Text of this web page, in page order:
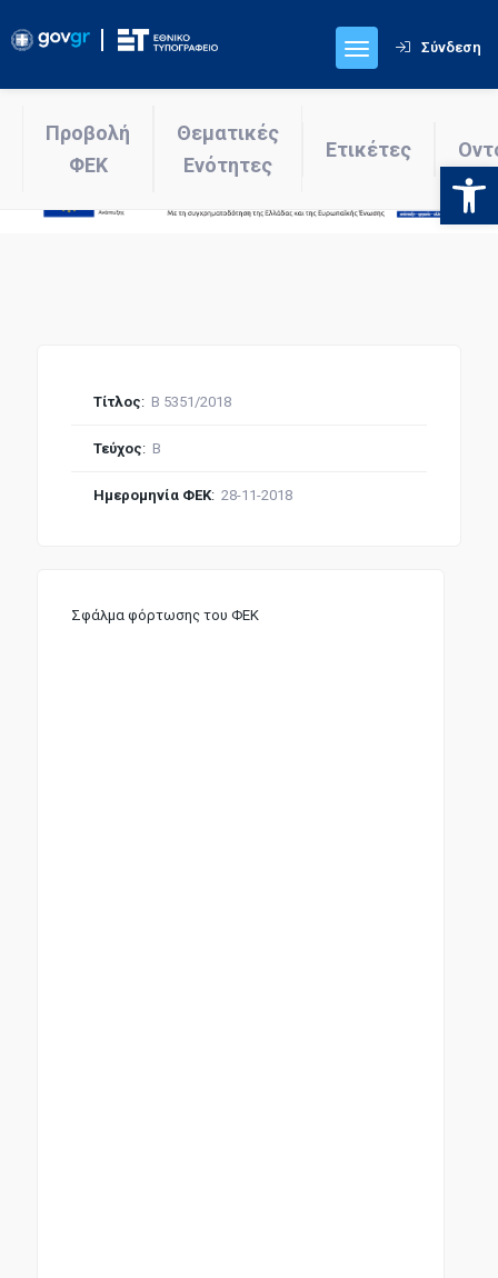
Σύνδεση
Προβολή
ΦΕΚ
Θεματικές
Ενότητες
Ετικέτες
Σφάλμα φόρτωσης του ΦΕΚ
Τίτλος: Β 5351/2018
Τεύχος: Β
Ημερομηνία ΦΕΚ: 28-11-2018